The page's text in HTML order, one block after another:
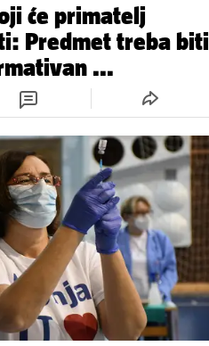
će primatelj
Predmet treba biti
...